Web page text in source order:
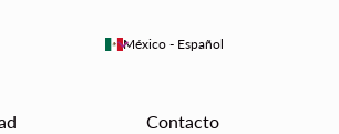
México - Español
keyboard_arrow_down
Contacto